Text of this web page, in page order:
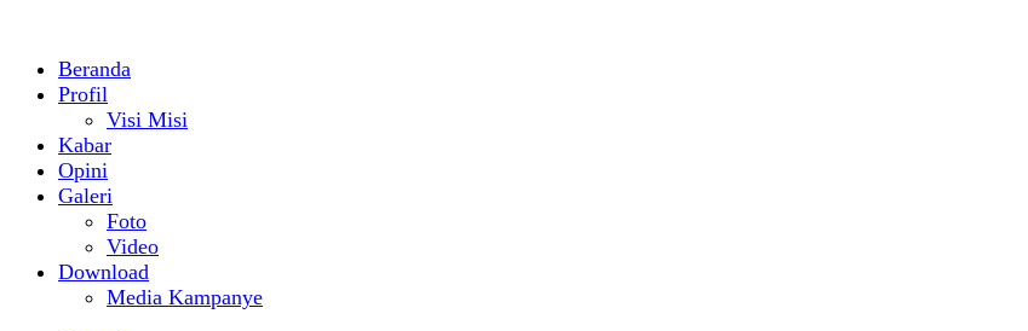
Beranda
Profil
Visi Misi
Kabar
Opini
Galeri
Foto
Video
Download
Media Kampanye